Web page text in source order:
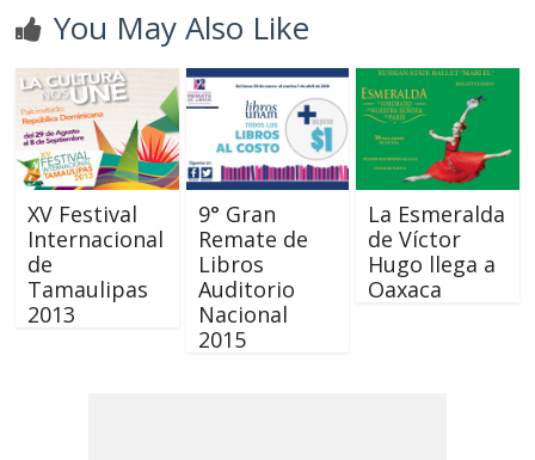
You May Also Like
XV Festival
Internacional
de
Tamaulipas
2013
9° Gran
Remate de
Libros
Auditorio
Nacional
2015
La Esmeralda
de Víctor
Hugo llega a
Oaxaca